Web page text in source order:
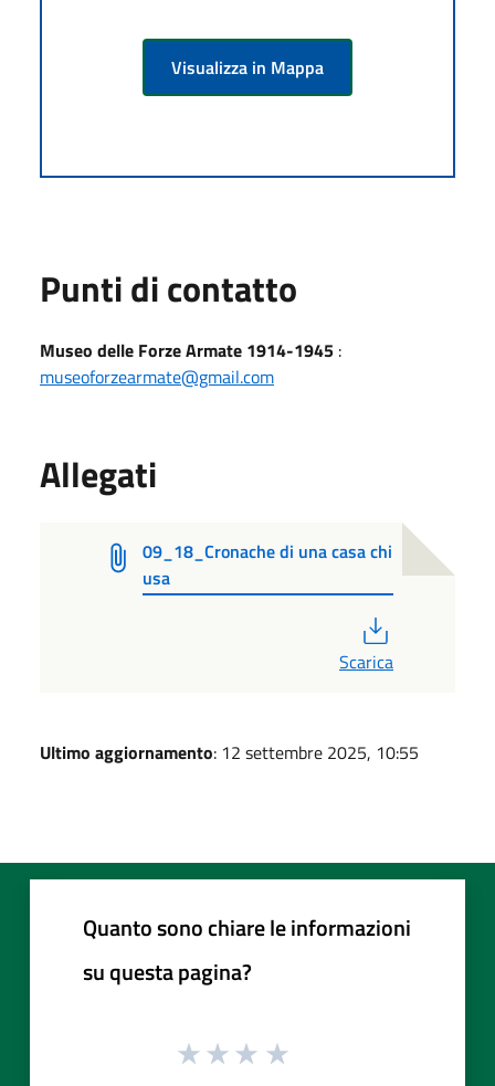
Visualizza in Mappa
Punti di contatto
Museo delle Forze Armate 1914-1945 :
museoforzearmate@gmail.com
Allegati
09_18_Cronache di una casa chi
usa
Scarica
Ultimo aggiornamento: 12 settembre 2025, 10:55
Quanto sono chiare le informazioni
su questa pagina?